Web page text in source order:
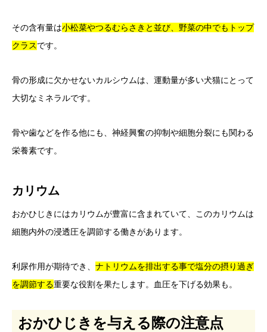
その含有量は小松菜やつるむらさきと並び、野菜の中でもトップ
クラスです。
骨の形成に欠かせないカルシウムは、運動量が多い犬猫にとって
大切なミネラルです。
骨や歯などを作る他にも、神経興奮の抑制や細胞分裂にも関わる
栄養素です。
カリウム
おかひじきにはカリウムが豊富に含まれていて、このカリウムは
細胞内外の浸透圧を調節する働きがあります。
利尿作用が期待でき、 ナトリウムを排出する事で塩分の摂り過ぎ
を調節する重要な役割を果たします。血圧を下げる効果も。
おかひじきを与える際の注意点